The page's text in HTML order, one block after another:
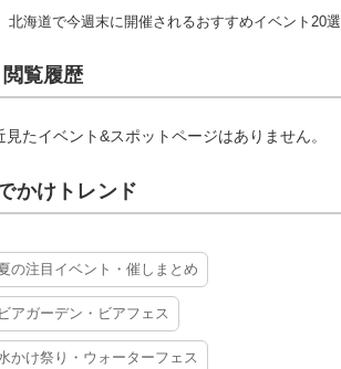
北海道で今週末に開催されるおすすめイベント20選
閲覧履歴
見たイベント&スポットページはありません。
かけトレンド
の注目イベント・催しまとめ
ビアガーデン・ビアフェス
かけ祭り・ウォーターフェス